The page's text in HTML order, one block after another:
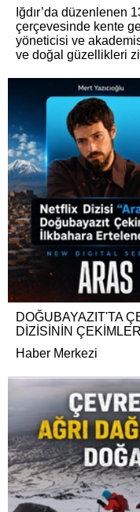
Iğdır’da düzenlenen
çerçevesinde kente
yöneticisi ve
ve doğal güzellikleri
DOĞUBAYAZIT'TA
DİZİSİNİN
Haber Merkezi